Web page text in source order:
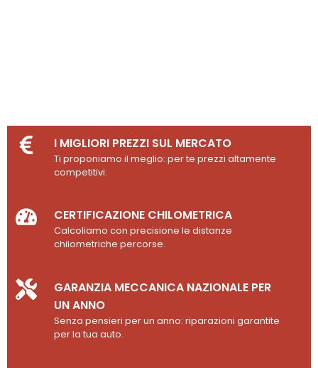
I MIGLIORI PREZZI SUL MERCATO
Ti proponiamo il meglio: per te prezzi altamente
competitivi.
CERTIFICAZIONE CHILOMETRICA
Calcoliamo con precisione le distanze
chilometriche percorse.
GARANZIA MECCANICA NAZIONALE PER
UN ANNO
Senza pensieri per un anno: riparazioni garantite
per la tua auto.